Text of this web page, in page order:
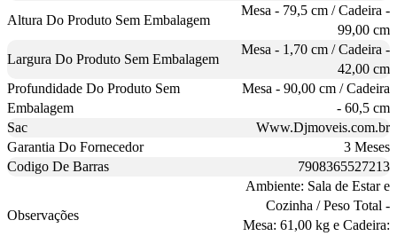
Altura Do Produto Sem Embalagem
Mesa - 79,5 cm / Cadeira -
99,00 cm
Largura Do Produto Sem Embalagem
Mesa - 1,70 cm / Cadeira -
42,00 cm
Profundidade Do Produto Sem
Embalagem
Mesa - 90,00 cm / Cadeira
- 60,5 cm
Sac
Www.Djmoveis.com.br
Garantia Do Fornecedor
3 Meses
Codigo De Barras
7908365527213
Observações
Ambiente: Sala de Estar e
Cozinha / Peso Total -
Mesa: 61,00 kg e Cadeira: